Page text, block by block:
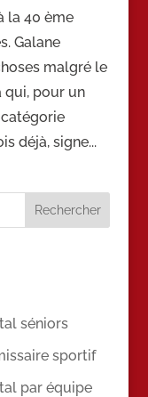
la 40 ème
Galane
malgré le
qui, pour un
déjà, signe...
séniors
sportif
par équipe